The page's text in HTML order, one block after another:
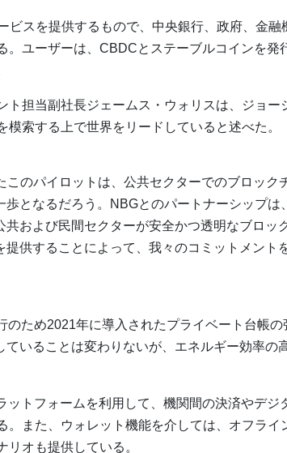
ビスを提供するもので、中央銀行、政府、金融
。ユーザーは、CBDCとステーブルコインを発
ト担当副社長ジェームス・ウォリスは、ジョー
索する上で世界をリードしていると述べた。
このパイロットは、公共セクターでのブロック
となるだろう。NBGとのパートナーシップは
および民間セクターが安全かつ透明なブロッ
提供することによって、我々のコミットメント
のため2021年に導入されたプライベート台帳の
いることは変わりないが、エネルギー効率の
トフォームを利用して、機関間の決済やデジ
また、ウォレット機能を介しては、オフライ
オも提供している。